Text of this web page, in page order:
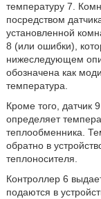
температуру 7.
посредством
установленной
8 (или ошибки),
нижеследующем
обозначена как
температура.
Кроме того, датчик
определяет
теплообменника.
обратно в
теплоносителя.
Контроллер 6
подаются в